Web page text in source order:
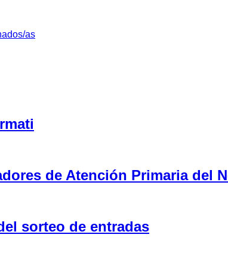
as
de Atención Primaria del
sorteo de entradas